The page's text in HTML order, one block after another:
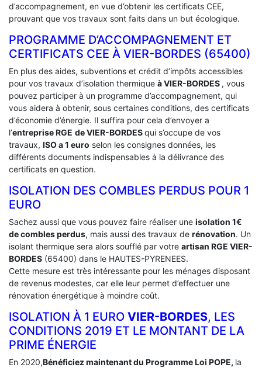
d’accompagnement, en vue d’obtenir les certificats CEE,
prouvant que vos travaux sont faits dans un but écologique.
PROGRAMME D’ACCOMPAGNEMENT ET
CERTIFICATS CEE À ‎VIER-BORDES (65400)
En plus des aides, subventions et crédit d’impôts accessibles
pour vos travaux d’isolation thermique à VIER-BORDES , vous
pouvez participer à un programme d’accompagnement, qui
vous aidera à obtenir, sous certaines conditions, des certificats
d’économie d’énergie. Il suffira pour cela d’envoyer a
l’entreprise RGE de VIER-BORDESqui s’occupe de vos
travaux, ISO a 1 euro selon les consignes données, les
différents documents indispensables à la délivrance des
certificats en question.
ISOLATION DES COMBLES PERDUS POUR 1
EURO
Sachez aussi que vous pouvez faire réaliser une isolation 1€
de combles perdus, mais aussi des travaux de rénovation. Un
isolant thermique sera alors soufflé par votre artisan RGE VIER-
BORDES (65400) dans le HAUTES-PYRENEES.
Cette mesure est très intéressante pour les ménages disposant
de revenus modestes, car elle leur permet d’effectuer une
rénovation énergétique à moindre coût.
ISOLATION À 1 EURO VIER-BORDES, LES
CONDITIONS 2019 ET LE MONTANT DE LA
PRIME ÉNERGIE
En 2020,Bénéficiez maintenant du Programme Loi POPE, la